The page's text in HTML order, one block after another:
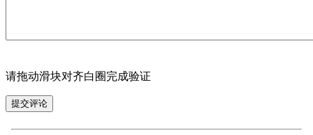
请拖动滑块对齐白圈完成验证